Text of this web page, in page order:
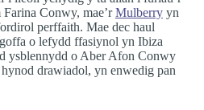
Conwy, mae’rMulberryyn
perffaith. Mae dec haul
o lefydd ffasiynol yn Ibiza
ysblennydd o Aber Afon Conwy
drawiadol, yn enwedig pan